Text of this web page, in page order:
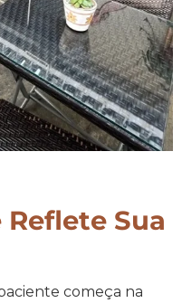
Reflete Sua
começa na